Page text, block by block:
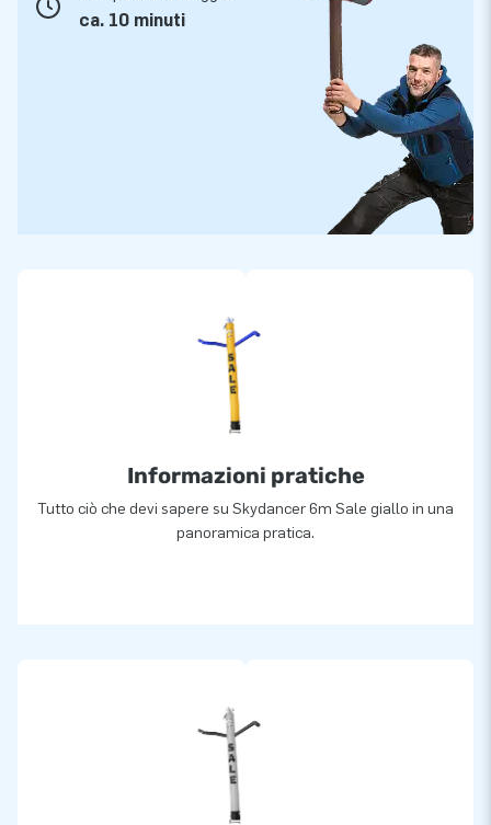
ca. 10 minuti
Informazioni pratiche
Tutto ciò che devi sapere su Skydancer 6m Sale giallo in una
panoramica pratica.